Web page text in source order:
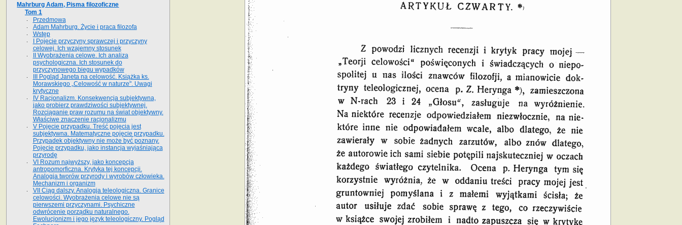
Mahrburg Adam, Pisma filozoficzne
Tom 1
Przedmowa
Adam Mahrburg. Życie i praca filozofa
Wstęp
I Pojęcie przyczyny sprawczej i przyczyny
celowej. Ich wzajemny stosunek
II Wyobrażenia celowe. Ich analiza
psychologiczna. Ich stosunek do
przyczynowego biegu wypadków
III Pogląd Janeta na celowość. Książka ks.
Morawskiego „Celowość w naturze". Uwagi
krytyczne
IV Racjonalizm. Konsekwencja subjektywna,
jako probierz prawdziwości subjektywnej.
Rozciąganie praw rozumu na świat objektywny.
Właściwe znaczenie racjonalizmu
V Pojęcie przypadku. Treść pojęcia jest
subjektywna. Matematyczne pojęcie przypadku.
Przypadek objektywny nie może być poznany.
Pojęcie przypadku, jako instancja wyjaśniająca
przyrodę
VI Rozum najwyższy, jako koncepcja
antropomorficzna. Krytyka tej koncepcji.
Analogja tworów przyrody i wyrobów człowieka.
Mechanizm i organizm
VII Ciąg dalszy. Analogja teleologiczna. Granice
celowości. Wyobrażenia celowe nie są
pierwszemi przyczynami. Psychiczne
odwrócenie porządku naturalnego.
Ewolucjonizm i jego język teleologiczny. Pogląd